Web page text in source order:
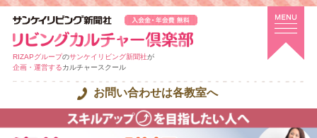
RIZAPグループのサンケイリビング新聞社が
企画・運営するカルチャースクール
お問い合わせは各教室へ